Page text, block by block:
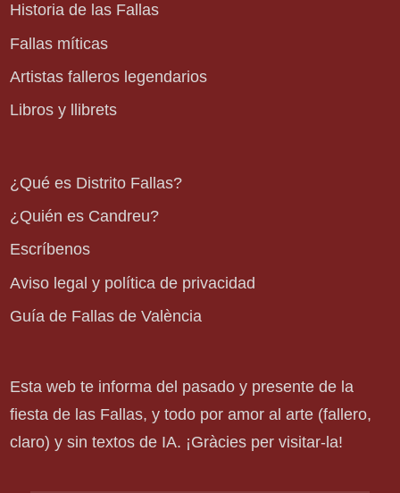
Historia de las Fallas
Fallas míticas
Artistas falleros legendarios
Libros y llibrets
¿Qué es Distrito Fallas?
¿Quién es Candreu?
Escríbenos
Aviso legal y política de privacidad
Guía de Fallas de València
Esta web te informa del pasado y presente de la
fiesta de las Fallas, y todo por amor al arte (fallero,
claro) y sin textos de IA. ¡Gràcies per visitar-la!